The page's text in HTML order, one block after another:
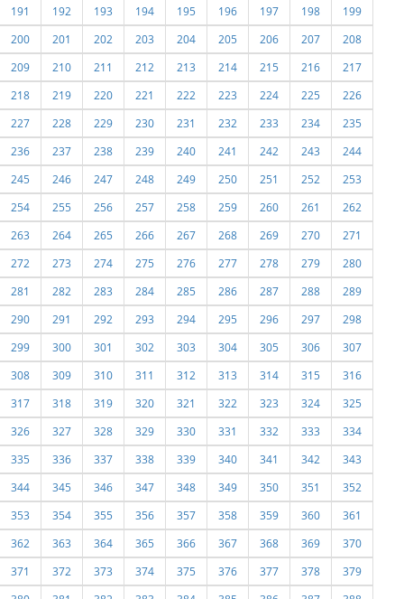
191
192 193 194 195 196 197 198
199
200
201 202 203 204 205 206 207
208
209
210 211 212 213 214 215 216
217
218
219 220 221 222 223 224 225
226
227
228 229 230 231 232 233 234
235
236
237 238 239 240 241 242 243
244
245
246 247 248 249 250 251 252
253
254
255 256 257 258 259 260 261
262
263
264 265 266 267 268 269 270
271
272
273 274 275 276 277 278 279
280
281
282 283 284 285 286 287 288
289
290
291 292 293 294 295 296 297
298
299
300 301 302 303 304 305 306
307
308
309 310 311 312 313 314 315
316
317
318 319 320 321 322 323 324
325
326
327 328 329 330 331 332 333
334
335
336 337 338 339 340 341 342
343
344
345 346 347 348 349 350 351
352
353
354 355 356 357 358 359 360
361
362
363 364 365 366 367 368 369
370
371
372 373 374 375 376 377 378
379